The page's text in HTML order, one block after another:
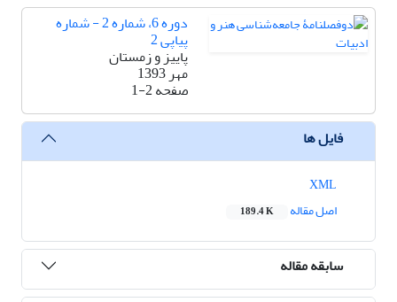
دوره 6، شماره 2 - شماره
پیاپی 2
پاییز و زمستان
مهر 1393
صفحه1-2
فایل ها
اصل مقاله
189.4 K
سابقه مقاله